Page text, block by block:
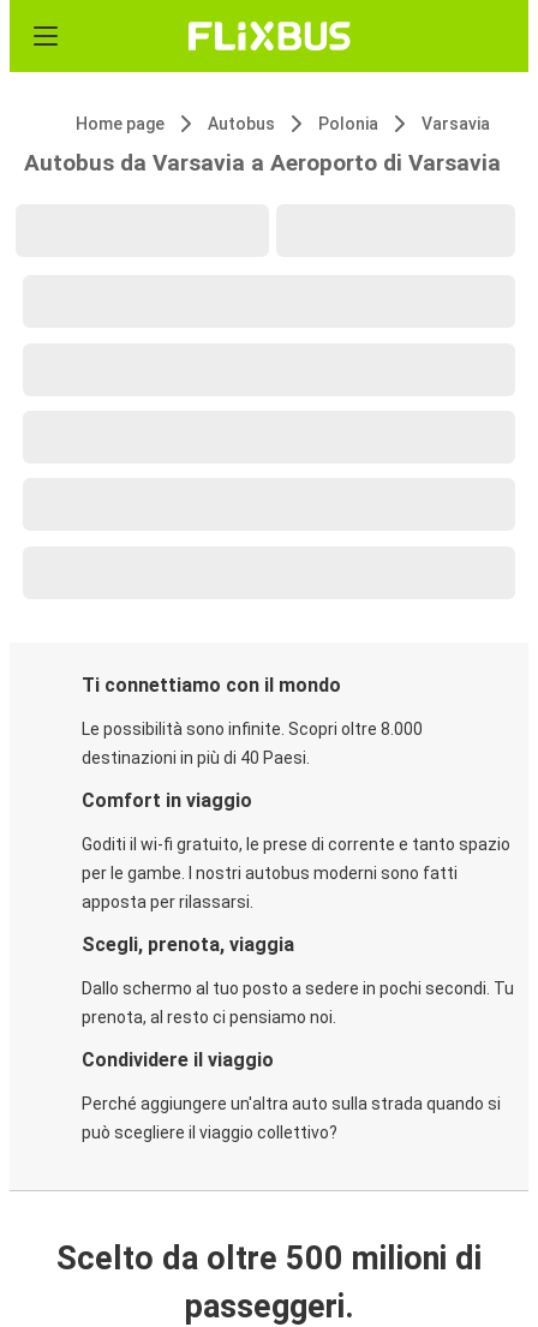
Home page Autobus Polonia Varsavia
Autobus da Varsavia a Aeroporto di Varsavia
Ti connettiamo con il mondo
Le possibilità sono infinite. Scopri oltre 8.000
destinazioni in più di 40 Paesi.
Comfort in viaggio
Goditi il wi-fi gratuito, le prese di corrente e tanto spazio
per le gambe. I nostri autobus moderni sono fatti
apposta per rilassarsi.
Scegli, prenota, viaggia
Dallo schermo al tuo posto a sedere in pochi secondi. Tu
prenota, al resto ci pensiamo noi.
Condividere il viaggio
Perché aggiungere un'altra auto sulla strada quando si
può scegliere il viaggio collettivo?
Scelto da oltre 500 milioni di
passeggeri.